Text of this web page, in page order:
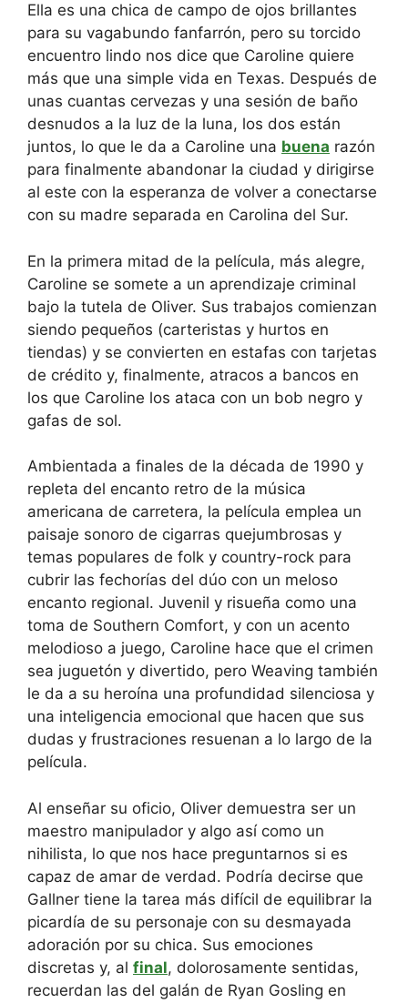
Ella es una chica de campo de ojos brillantes
para su vagabundo fanfarrón, pero su torcido
encuentro lindo nos dice que Caroline quiere
más que una simple vida en Texas. Después de
unas cuantas cervezas y una sesión de baño
desnudos a la luz de la luna, los dos están
juntos, lo que le da a Caroline una buena razón
para finalmente abandonar la ciudad y dirigirse
al este con la esperanza de volver a conectarse
con su madre separada en Carolina del Sur.
En la primera mitad de la película, más alegre,
Caroline se somete a un aprendizaje criminal
bajo la tutela de Oliver. Sus trabajos comienzan
siendo pequeños (carteristas y hurtos en
tiendas) y se convierten en estafas con tarjetas
de crédito y, finalmente, atracos a bancos en
los que Caroline los ataca con un bob negro y
gafas de sol.
Ambientada a finales de la década de 1990 y
repleta del encanto retro de la música
americana de carretera, la película emplea un
paisaje sonoro de cigarras quejumbrosas y
temas populares de folk y country-rock para
cubrir las fechorías del dúo con un meloso
encanto regional. Juvenil y risueña como una
toma de Southern Comfort, y con un acento
melodioso a juego, Caroline hace que el crimen
sea juguetón y divertido, pero Weaving también
le da a su heroína una profundidad silenciosa y
una inteligencia emocional que hacen que sus
dudas y frustraciones resuenan a lo largo de la
película.
Al enseñar su oficio, Oliver demuestra ser un
maestro manipulador y algo así como un
nihilista, lo que nos hace preguntarnos si es
capaz de amar de verdad. Podría decirse que
Gallner tiene la tarea más difícil de equilibrar la
picardía de su personaje con su desmayada
adoración por su chica. Sus emociones
discretas y, al final, dolorosamente sentidas,
recuerdan las del galán de Ryan Gosling en